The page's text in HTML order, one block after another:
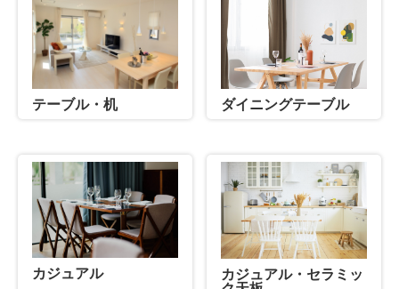
テーブル・机 ダイニングテーブル
カジュアル
カジュアル・セラミッ